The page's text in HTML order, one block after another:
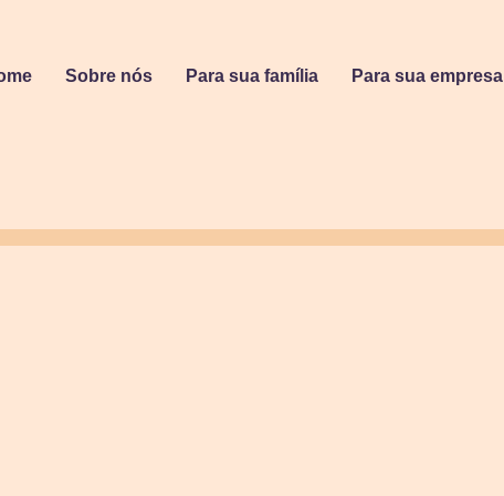
Sobre nós Para sua família Para sua empresa